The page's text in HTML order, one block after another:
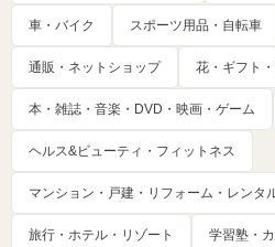
車・バイク スポーツ用品・自転車
通販・ネットショップ 花・ギフト
本・雑誌・音楽・DVD・映画・ゲーム
ヘルス&ビューティ・フィットネス
マンション・戸建・リフォーム・レンタ
旅行・ホテル・リゾート 学習塾・